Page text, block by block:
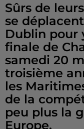
Sûrs de
se
Dublin pour
finale de
samedi 20
troisième
les
de la
peu plus la
Europe.